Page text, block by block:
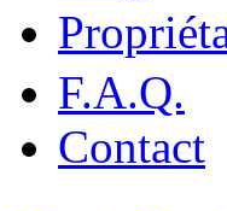
F.A.Q.
Contact